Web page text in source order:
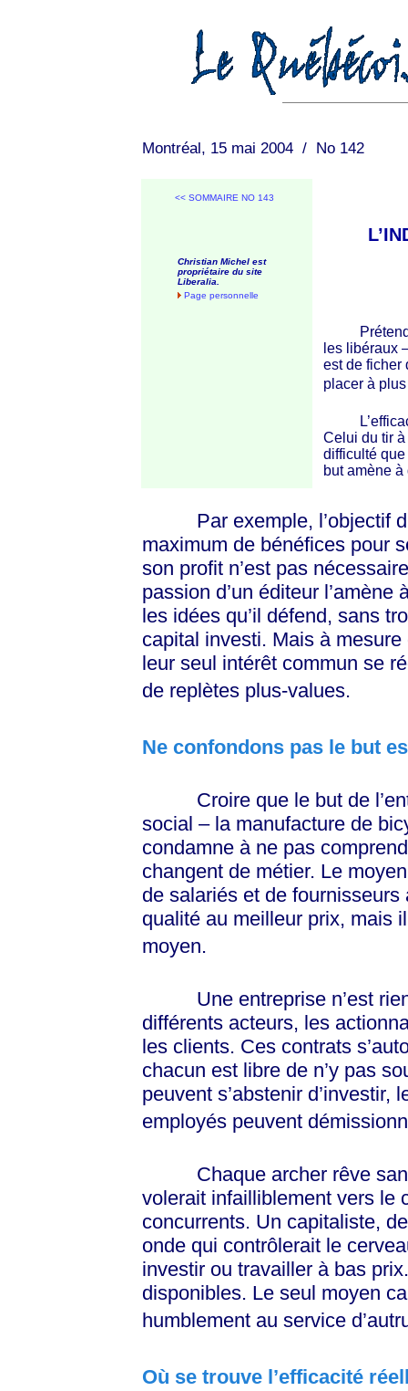
Montréal, 15 mai 2004 / No 142
<< SOMMAIRE NO 143
Christian Michel est
propriétaire du site
Liberalia.
Page personnelle
Prétendre
les libéraux
est de ficher
placer à
Celui du tir à
difficulté
but amène
Par exemple, l’objectif
maximum de bénéfices pour
son profit n’est pas
passion d’un éditeur
les idées qu’il défend, sans
capital investi. Mais à
leur seul intérêt commun se
de replètes plus-values.
Ne confondons pas le but
Croire que le but de
social – la manufacture de
condamne à ne pas
changent de métier. Le
de salariés et de
qualité au meilleur prix, mais
moyen.
Une entreprise n’est rien
différents acteurs, les
les clients. Ces contrats
chacun est libre de n’y pas
peuvent s’abstenir d’investir,
employés peuvent
Chaque archer rêve sans
volerait infailliblement vers le
concurrents. Un capitaliste,
onde qui contrôlerait le
investir ou travailler à bas
disponibles. Le seul moyen
humblement au service
Où se trouve l’efficacité